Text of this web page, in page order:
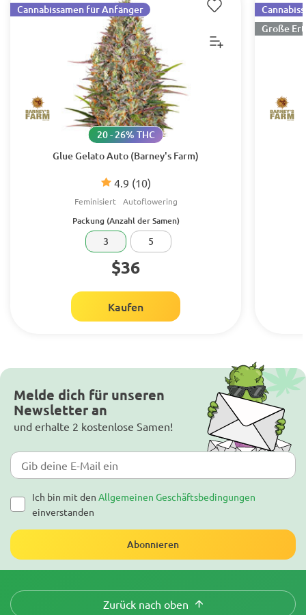
Glue Gelato Auto (Barney's Farm)
4.9 (10)
20 - 26% THC
Feminisiert Autoflowering
Cannabissamen für Anfänger
Packung (Anzahl der Samen)
3 5
$36
Kaufen
Große
Melde dich für unseren
Newsletter an
und erhalte 2 kostenlose Samen!
Ich bin mit den Allgemeinen Geschäftsbedingungen
einverstanden
Abonnieren
Zurück nach oben